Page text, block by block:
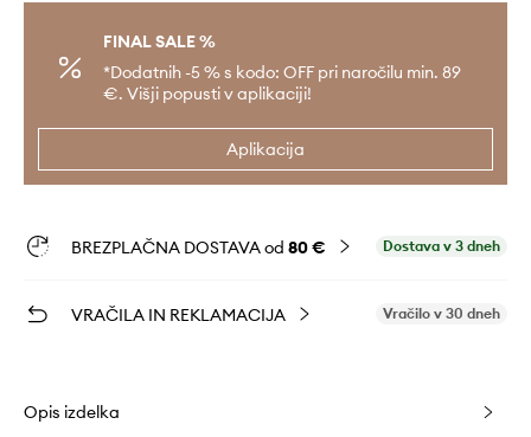
FINAL SALE %
*Dodatnih -5 % s kodo: OFF pri naročilu min. 89
€. Višji popusti v aplikaciji!
Aplikacija
BREZPLAČNA DOSTAVA od 80 € Dostava v 3 dneh
VRAČILA IN REKLAMACIJA Vračilo v 30 dneh
Opis izdelka